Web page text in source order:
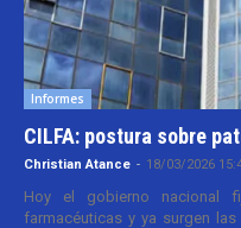
Informes
CILFA: postura sobre
Christian Atance - 18/03/2026
Hoy el gobierno nacional
farmacéuticas y ya surgen